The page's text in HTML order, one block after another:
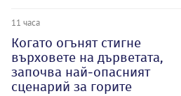
11 часа
Когато огънят стигне
върховете на дърветата,
започва най-опасният
сценарий за горите